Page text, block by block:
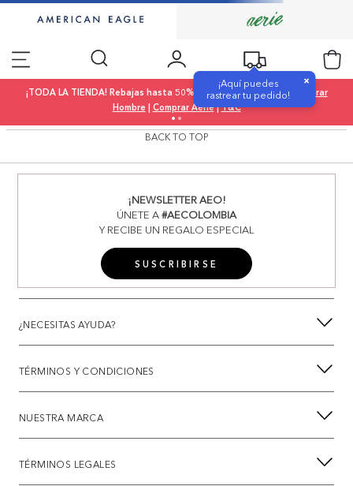
¡Aquí puedes
rastrear tu pedido!
×
¡TODA LA TIENDA! Rebajas hasta 50% OFF |Comprar Mujer|
Comprar
Hombre | Comprar Aerie|T&C
BACK TO TOP
¡NEWSLETTER AEO!
ÚNETE A#AECOLOMBIA
Y RECIBE UN REGALO ESPECIAL
SUSCRIBIRSE
¿NECESITAS AYUDA?
TÉRMINOS Y CONDICIONES
NUESTRA MARCA
TÉRMINOS LEGALES